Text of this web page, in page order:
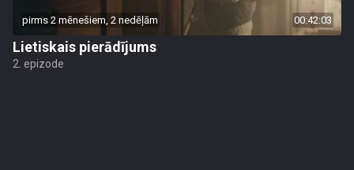
pirms 2 mēnešiem, 2 nedēļām 00:42:03
Lietiskais pierādījums
2. epizode